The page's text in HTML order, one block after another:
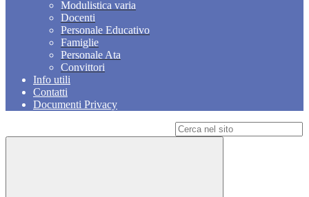
Modulistica varia
Docenti
Personale Educativo
Famiglie
Personale Ata
Convittori
Info utili
Contatti
Documenti Privacy